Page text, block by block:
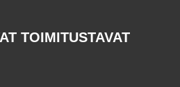
TOIMITUSTAVAT